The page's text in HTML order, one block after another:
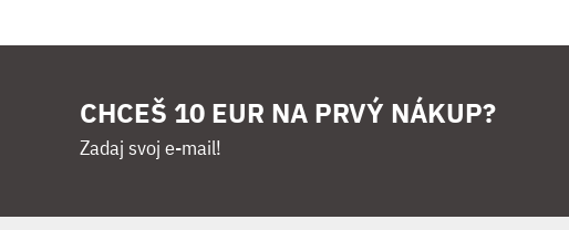
CHCEŠ 10 EUR NA PRVÝ NÁKUP?
Zadaj svoj e-mail!